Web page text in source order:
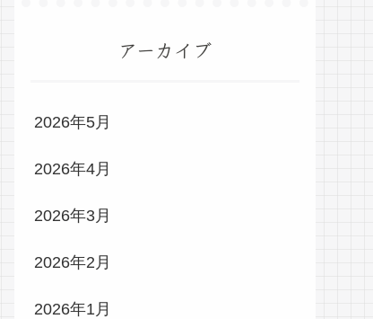
アーカイブ
2026年5月
2026年4月
2026年3月
2026年2月
2026年1月